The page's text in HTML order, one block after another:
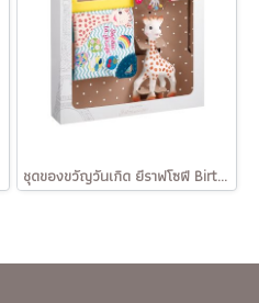
ชุดของขวัญวันเกิด ยีราฟโซฟี Birth gift set